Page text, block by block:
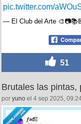
pic.twitter.com/
— El Club del Arte
51
Brutales las pintas,
por yuno el 4 sep 2025,